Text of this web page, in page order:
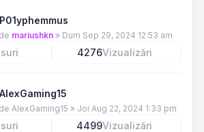
mariushkn » Dum Sep 29, 2024 12:53 am
4276Vizualizări
AlexGaming15 » Joi Aug 22, 2024 1:33 pm
4499Vizualizări